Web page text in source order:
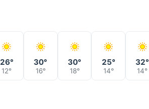
26°
12°
30°
16°
30°
18°
25°
14°
32°
14°